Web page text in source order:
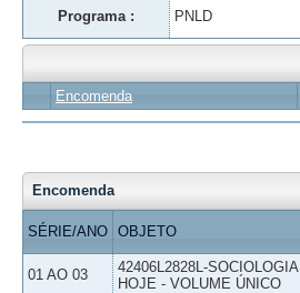
Programa : PNLD
Encomenda
Encomenda
SÉRIE/ANO OBJETO
01 AO 03
42406L2828L-SOCIOLOGIA
HOJE - VOLUME ÚNICO